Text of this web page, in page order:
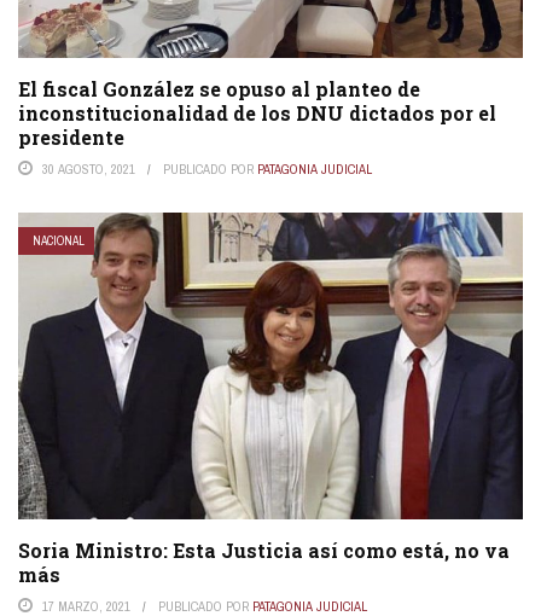
El fiscal González se opuso al planteo de
inconstitucionalidad de los DNU dictados por el
presidente
30 AGOSTO, 2021 PUBLICADO POR PATAGONIA JUDICIAL
NACIONAL
Soria Ministro: Esta Justicia así como está, no va
más
17 MARZO, 2021 PUBLICADO POR PATAGONIA JUDICIAL